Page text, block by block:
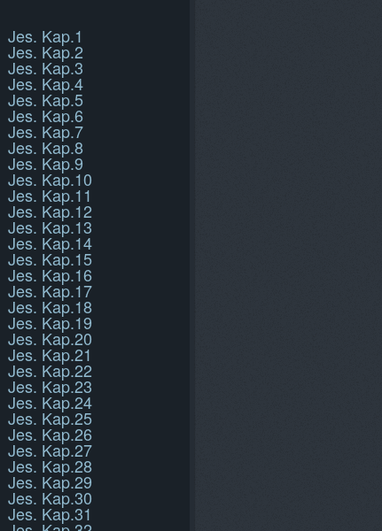
Jes. Kap.1
Jes. Kap.2
Jes. Kap.3
Jes. Kap.4
Jes. Kap.5
Jes. Kap.6
Jes. Kap.7
Jes. Kap.8
Jes. Kap.9
Jes. Kap.10
Jes. Kap.11
Jes. Kap.12
Jes. Kap.13
Jes. Kap.14
Jes. Kap.15
Jes. Kap.16
Jes. Kap.17
Jes. Kap.18
Jes. Kap.19
Jes. Kap.20
Jes. Kap.21
Jes. Kap.22
Jes. Kap.23
Jes. Kap.24
Jes. Kap.25
Jes. Kap.26
Jes. Kap.27
Jes. Kap.28
Jes. Kap.29
Jes. Kap.30
Jes. Kap.31